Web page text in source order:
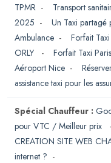
TPMR - Transport
2025 - Un Taxi
Ambulance - Forfait
ORLY
- Forfait Taxi
Aéroport Nice -
assistance taxi pour les
Spécial Chauffeur :
pour VTC / Meilleur prix
CREATION SITE WEB
internet ? -